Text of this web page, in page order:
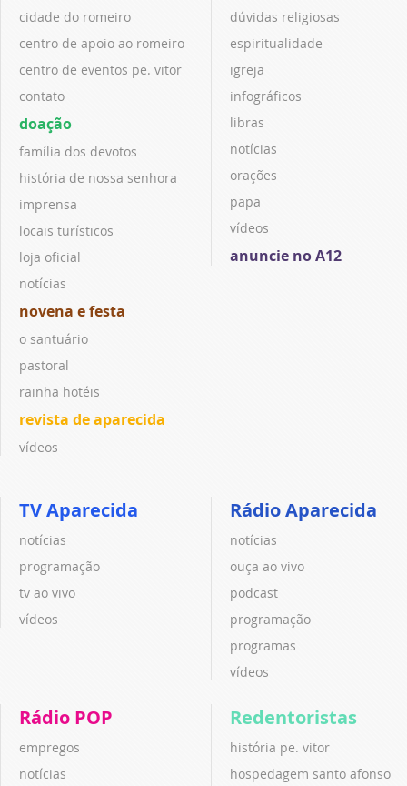
cidade do romeiro
centro de apoio ao romeiro
centro de eventos pe. vitor
contato
doação
família dos devotos
história de nossa senhora
imprensa
locais turísticos
loja oficial
notícias
novena e festa
o santuário
pastoral
rainha hotéis
revista de aparecida
vídeos
dúvidas religiosas
espiritualidade
igreja
infográficos
libras
notícias
orações
papa
vídeos
anuncie no A12
TV Aparecida
notícias
programação
tv ao vivo
vídeos
Rádio Aparecida
notícias
ouça ao vivo
podcast
programação
programas
vídeos
Rádio POP
empregos
notícias
Redentoristas
história pe. vitor
hospedagem santo afonso